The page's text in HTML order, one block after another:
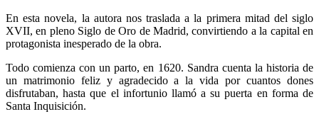
En esta novela, la autora nos traslada a la primera mitad del siglo
XVII, en pleno Siglo de Oro de Madrid, convirtiendo a la capital en
protagonista inesperado de la obra.
Todo comienza con un parto, en 1620. Sandra cuenta la historia de
un matrimonio feliz y agradecido a la vida por cuantos dones
disfrutaban, hasta que el infortunio llamó a su puerta en forma de
Santa Inquisición.